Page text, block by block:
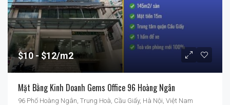
$10 $12/m2
Mặt Bằng Kinh Doanh Gems Office 96 Hoàng Ngân
96 Phố Hoàng Ngân, Trung Hoà, Cầu Giấy, Hà Nội, Việt Nam